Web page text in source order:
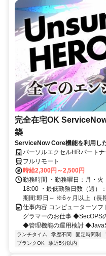
完全在宅OK
築
ServiceNow Core機能を利用し
術のキャッチアップが好きな方
パーソルエクセルHRパート
フルリモート
時給2,300円～2,500円
勤務時間 ・勤務曜日：月・火
18:00 ・最低勤務日数（週）
期間:即日～ ※6ヶ月以上（長
仕事内容 コンピューターソ
グラマーのお仕事 ◆SecOPS
◆管理機能の運用検討
ランチタイム 学歴不問 固定時間制
ブランクOK
駅近5分以内